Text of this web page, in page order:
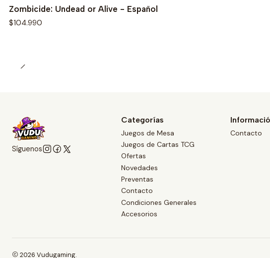
Zombicide: Undead or Alive - Español
$104.990
Síguenos
Categorías
Juegos de Mesa
Juegos de Cartas TCG
Ofertas
Novedades
Preventas
Contacto
Condiciones Generales
Accesorios
Contacto
2026 Vudugaming.